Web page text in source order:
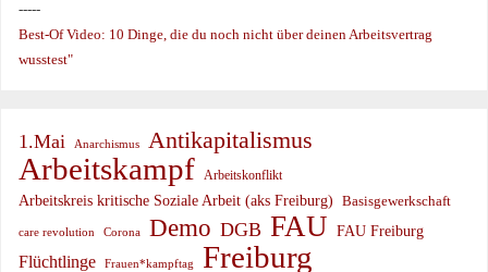
-----
Best-Of Video: 10 Dinge, die du noch nicht über deinen Arbeitsvertrag
wusstest"
1.Mai Anarchismus Antikapitalismus
Arbeitskampf Arbeitskonflikt
Arbeitskreis kritische Soziale Arbeit (aks Freiburg) Basisgewerkschaft
care revolution Corona Demo DGB FAU FAU Freiburg
Flüchtlinge Frauen*kampftag Freiburg